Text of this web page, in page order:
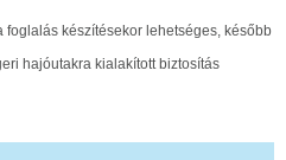
foglalás készítésekor lehetséges, később
hajóutakra kialakított biztosítás